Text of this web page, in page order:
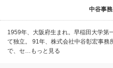
中谷事
1959年、大阪府生まれ。早稲田大学第
て独立。 91年、株式会社中谷彰宏事務
で、セ…もっと見る